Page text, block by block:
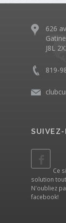
626
J8L
819-
SUIVEZ-
Ce
solution
N'oubliez
facebook!